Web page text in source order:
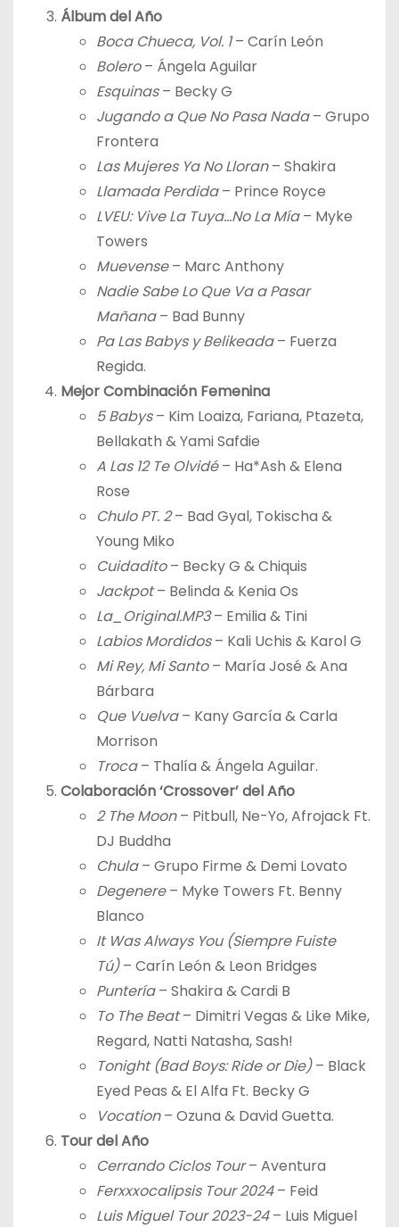
Álbum del Año
Boca Chueca, Vol. 1– Carín León
Bolero– Ángela Aguilar
Esquinas– Becky G
Jugando a Que No Pasa Nada– Grupo
Frontera
Las Mujeres Ya No Lloran– Shakira
Llamada Perdida– Prince Royce
LVEU: Vive La Tuya…No La Mía– Myke
Towers
Muevense– Marc Anthony
Nadie Sabe Lo Que Va a Pasar
Mañana– Bad Bunny
Pa Las Babys y Belikeada– Fuerza
Regida.
Mejor Combinación Femenina
5 Babys– Kim Loaiza, Fariana, Ptazeta,
Bellakath & Yami Safdie
A Las 12 Te Olvidé– Ha*Ash & Elena
Rose
Chulo PT. 2– Bad Gyal, Tokischa &
Young Miko
Cuidadito– Becky G & Chiquis
Jackpot– Belinda & Kenia Os
La_Original.MP3– Emilia & Tini
Labios Mordidos– Kali Uchis & Karol G
Mi Rey, Mi Santo– María José & Ana
Bárbara
Que Vuelva– Kany García & Carla
Morrison
Troca– Thalía & Ángela Aguilar.
Colaboración ‘Crossover’ del Año
2 The Moon– Pitbull, Ne-Yo, Afrojack Ft.
DJ Buddha
Chula– Grupo Firme & Demi Lovato
Degenere– Myke Towers Ft. Benny
Blanco
It Was Always You (Siempre Fuiste
Tú)– Carín León & Leon Bridges
Puntería– Shakira & Cardi B
To The Beat– Dimitri Vegas & Like Mike,
Regard, Natti Natasha, Sash!
Tonight (Bad Boys: Ride or Die)– Black
Eyed Peas & El Alfa Ft. Becky G
Vocation– Ozuna & David Guetta.
Tour del Año
Cerrando Ciclos Tour– Aventura
Ferxxxocalipsis Tour 2024– Feid
Luis Miguel Tour 2023-24– Luis Miguel